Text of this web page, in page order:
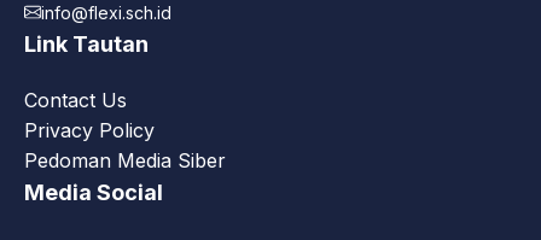
info@flexi.sch.id
Link Tautan
Contact Us
Privacy Policy
Pedoman Media Siber
Media Social